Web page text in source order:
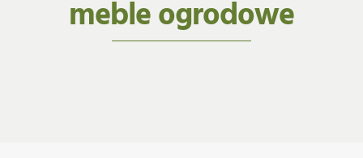
meble ogrodowe